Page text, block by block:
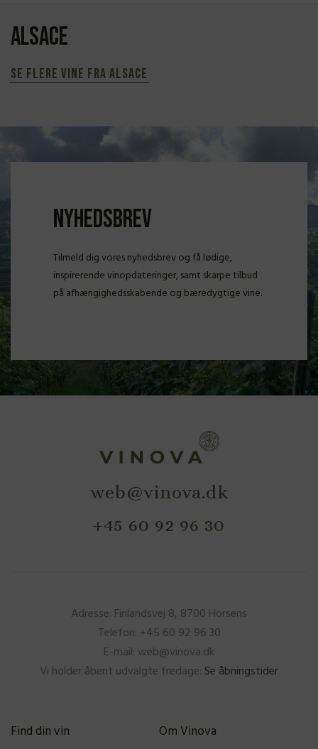
Alsace
Se flere vine fra Alsace
Nyhedsbrev
Tilmeld dig vores nyhedsbrev og få lødige,
inspirerende vinopdateringer, samt skarpe tilbud
på afhængighedsskabende og bæredygtige vine.
web@vinova.dk
+45 60 92 96 30
Adresse: Finlandsvej 8, 8700 Horsens
Telefon: +45 60 92 96 30
E-mail: web@vinova.dk
Vi holder åbent udvalgte fredage: Se åbningstider
Find din vin Om Vinova